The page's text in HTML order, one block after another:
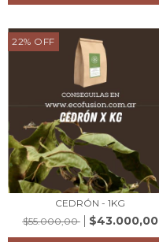
22% OFF
CEDRÓN - 1KG
$55.000,00
$43.000,00